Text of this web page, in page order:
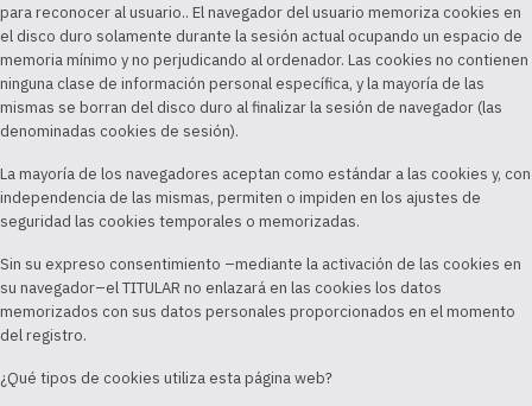
para reconocer al usuario.. El navegador del usuario memoriza cookies en
el disco duro solamente durante la sesión actual ocupando un espacio de
memoria mínimo y no perjudicando al ordenador. Las cookies no contienen
ninguna clase de información personal específica, y la mayoría de las
mismas se borran del disco duro al finalizar la sesión de navegador (las
denominadas cookies de sesión).
La mayoría de los navegadores aceptan como estándar a las cookies y, con
independencia de las mismas, permiten o impiden en los ajustes de
seguridad las cookies temporales o memorizadas.
Sin su expreso consentimiento –mediante la activación de las cookies en
su navegador–el TITULAR no enlazará en las cookies los datos
memorizados con sus datos personales proporcionados en el momento
del registro.
¿Qué tipos de cookies utiliza esta página web?